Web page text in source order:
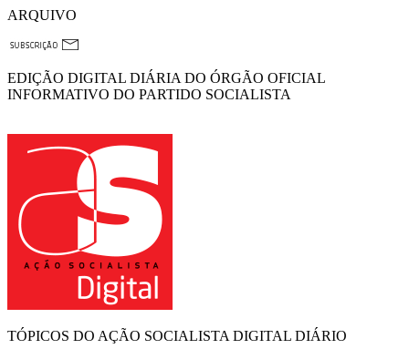
ARQUIVO
EDIÇÃO DIGITAL DIÁRIA DO ÓRGÃO OFICIAL
INFORMATIVO DO PARTIDO SOCIALISTA
TÓPICOS DO AÇÃO SOCIALISTA DIGITAL DIÁRIO